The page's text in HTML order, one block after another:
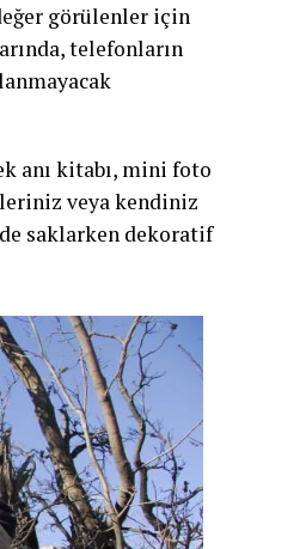
görülenler için
telefonların
anı kitabı, mini foto
veya kendiniz
saklarken dekoratif